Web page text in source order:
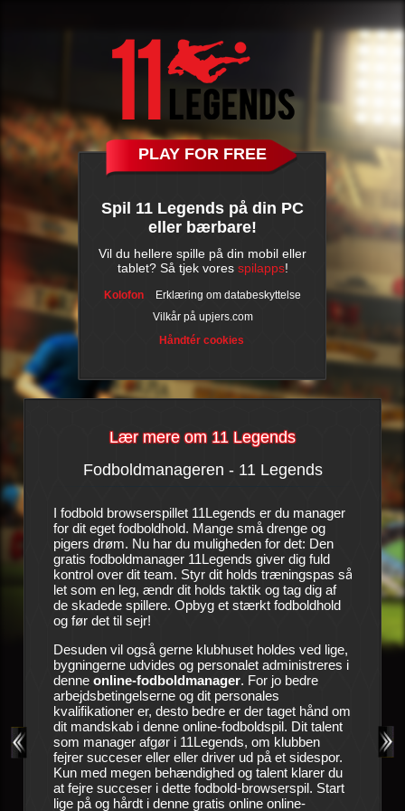
PLAY FOR FREE
Spil 11 Legends på din PC
eller bærbare!
Vil du hellere spille på din mobil eller
tablet? Så tjek vores spilapps!
Kolofon
Erklæring om databeskyttelse
Vilkår på upjers.com
Håndtér cookies
Lær mere om 11 Legends
i
Fodboldmanageren - 11 Legends
I fodbold browserspillet 11Legends er du manager
for dit eget fodboldhold. Mange små drenge og
pigers drøm. Nu har du muligheden for det: Den
gratis fodboldmanager 11Legends giver dig fuld
kontrol over dit team. Styr dit holds træningspas så
let som en leg, ændr dit holds taktik og tag dig af
de skadede spillere. Opbyg et stærkt fodboldhold
og før det til sejr!
Desuden vil også gerne klubhuset holdes ved lige,
bygningerne udvides og personalet administreres i
denne online-fodboldmanager. For jo bedre
arbejdsbetingelserne og dit personales
kvalifikationer er, desto bedre er der taget hånd om
dit mandskab i denne online-fodboldspil. Dit talent
som manager afgør i 11Legends, om klubben
fejrer succeser eller eller driver ud på et sidespor.
Kun med megen behændighed og talent klarer du
at fejre succeser i dette fodbold-browserspil. Start
lige på og hårdt i denne gratis online online-
Det er
kan
ser det
hårde
sidste
ledelse
gode
raske